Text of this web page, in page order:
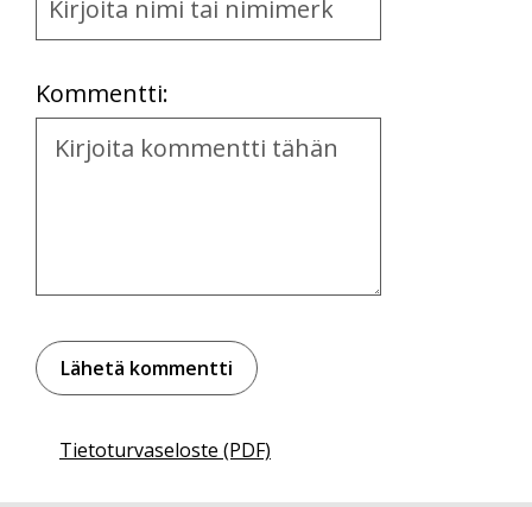
and
Kommentti:
Kommentti
Tietoturvaseloste (PDF)